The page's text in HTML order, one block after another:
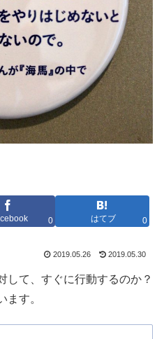
0 はてブ 0
2019.05.26 2019.05.30
して、すぐに行動するのか？
ます。